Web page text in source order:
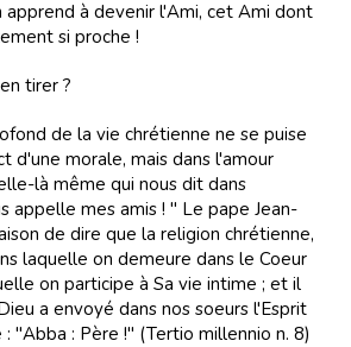
apprend à devenir l'Ami, cet Ami dont
si proche !
tirer ?
de la vie chrétienne ne se puise
d'une morale, mais dans l'amour
là même qui nous dit dans
appelle mes amis ! " Le pape Jean-
de dire que la religion chrétienne,
laquelle on demeure dans le Coeur
on participe à Sa vie intime ; et il
a envoyé dans nos soeurs l'Esprit
: "Abba : Père !" (Tertio millennio n. 8)